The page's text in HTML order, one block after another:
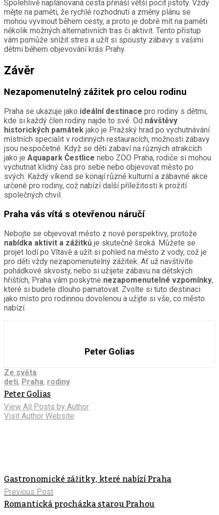
Spolehlivě naplánovaná cesta přináší větší pocit jistoty. Vždy
mějte na paměti, že rychlé rozhodnutí a změny plánu se
mohou vyvinout během cesty, a proto je dobré mít na paměti
několik možných alternativních tras či aktivit. Tento přístup
vám pomůže snížit stres a užít si spousty zábavy s vašimi
dětmi během objevování krás Prahy.
Závěr
Nezapomenutelný zážitek pro celou rodinu
Praha se ukazuje jako ideální destinace pro rodiny s dětmi,
kde si každý člen rodiny najde to své. Od návštěvy
historických památek jako je Pražský hrad po vychutnávání
místních specialit v rodinných restauracích, možnosti zábavy
jsou nespočetné. Když se děti zabaví na různých atrakcích
jako je Aquapark Čestlice nebo ZOO Praha, rodiče si mohou
vychutnat klidný čas pro sebe nebo objevovat město po
svých. Každý víkend se konají různé kulturní a zábavné akce
určené pro rodiny, což nabízí další příležitosti k prožití
společných chvil.
Praha vás vítá s otevřenou náručí
Nebojte se objevovat město z nové perspektivy, protože
nabídka aktivit a zážitků je skutečně široká. Můžete se
projet lodí po Vltavě a užít si pohled na město z vody, což je
pro děti vždy nezapomenutelný zážitek. Ať už navštívíte
pohádkové skvosty, nebo si užijete zábavu na dětských
hřištích, Praha vám poskytne nezapomenutelné vzpomínky,
které si budete dlouho pamatovat. Zvolte si tuto destinaci
jako místo pro rodinnou dovolenou a užijte si vše, co město
nabízí.
Peter Golias
Ze světa
deti, Praha, rodiny
Peter Golias
View All Posts by Author
Visit Author Website
Gastronomické zážitky, které nabízí Praha
Previous Post
Romantická procházka starou Prahou